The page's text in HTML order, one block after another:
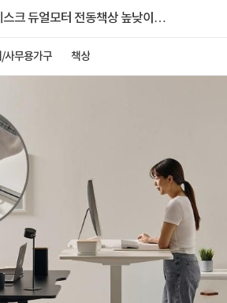
크 듀얼모터 전동책상 높낮이조
사무용가구 책상